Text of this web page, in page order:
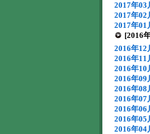
2017年03
2017年02
2017年01
[2016
2016年12
2016年11
2016年10
2016年09
2016年08
2016年07
2016年06
2016年05
2016年04